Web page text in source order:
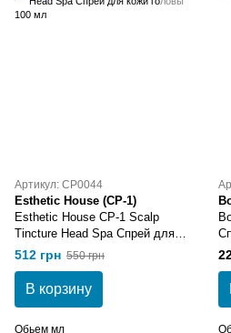
Артикул: CP0044
Esthetic House (CP-1)
Esthetic House CP-1 Scalp
Tincture Head Spa Спрей для
кожи головы 100 мл
512 грн 550 грн
В корзину
Обьем мл